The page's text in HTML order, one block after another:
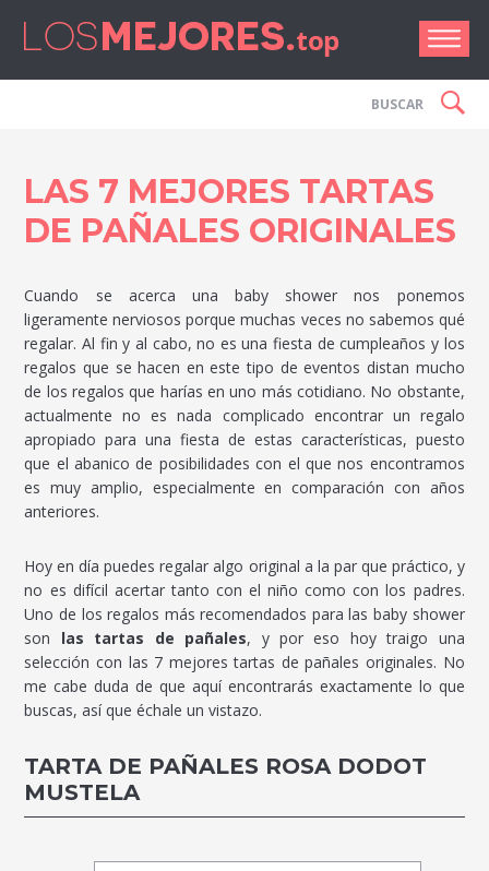
Los
LAS 7 MEJORES TARTAS
DE PAÑALES ORIGINALES
Cuando se acerca una baby shower nos ponemos
ligeramente nerviosos porque muchas veces no sabemos qué
regalar. Al fin y al cabo, no es una fiesta de cumpleaños y los
regalos que se hacen en este tipo de eventos distan mucho
de los regalos que harías en uno más cotidiano. No obstante,
actualmente no es nada complicado encontrar un regalo
apropiado para una fiesta de estas características, puesto
que el abanico de posibilidades con el que nos encontramos
es muy amplio, especialmente en comparación con años
anteriores.
Hoy en día puedes regalar algo original a la par que práctico, y
no es difícil acertar tanto con el niño como con los padres.
Uno de los regalos más recomendados para las baby shower
son las tartas de pañales, y por eso hoy traigo una
selección con las 7 mejores tartas de pañales originales. No
me cabe duda de que aquí encontrarás exactamente lo que
buscas, así que échale un vistazo.
TARTA DE PAÑALES ROSA DODOT
MUSTELA